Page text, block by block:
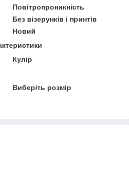
Повітропроникність
Без візерунків і принтів
Новий
Кулір
Виберіть розмір